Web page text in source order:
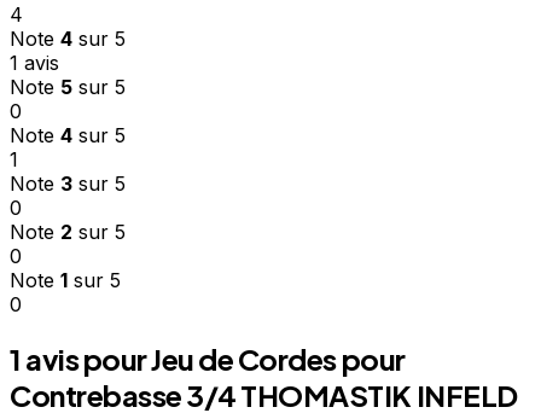
4
Note 4 sur 5
1 avis
Note 5 sur 5
0
Note 4 sur 5
1
Note 3 sur 5
0
Note 2 sur 5
0
Note 1 sur 5
0
1 avis pourJeu de Cordes pour
Contrebasse 3/4 THOMASTIK INFELD